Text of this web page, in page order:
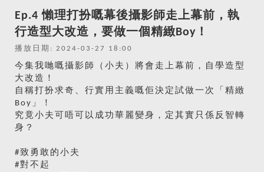
Ep.4 懶理打扮嘅幕後攝影師走上幕前，執
行造型大改造，要做一個精緻Boy！
播放日期: 2024-03-27 18:00
今集我哋嘅攝影師（小夫）將會走上幕前，自學造型
大改造！
自稱打扮求奇、行實用主義嘅佢決定試做一次「精緻
Boy」！
究竟小夫可唔可以成功華麗變身，定其實只係反智轉
身？
#致勇敢的小夫
#對不起